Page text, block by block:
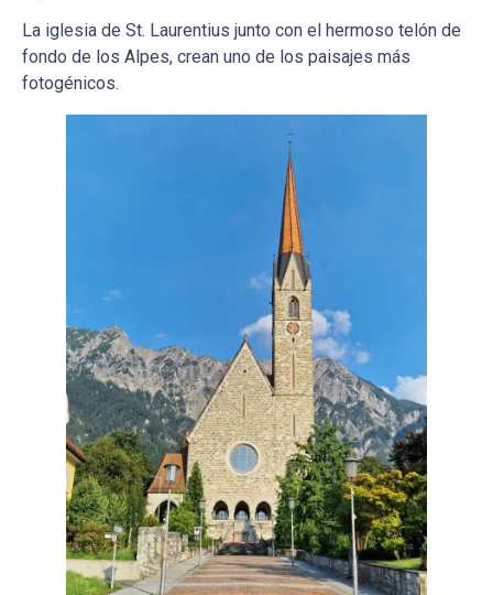
La iglesia de St. Laurentius junto con el hermoso telón de
fondo de los Alpes, crean uno de los paisajes más
fotogénicos.